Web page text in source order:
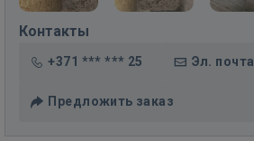
Контакты
+371 *** *** 25 Эл. почта
Предложить заказ